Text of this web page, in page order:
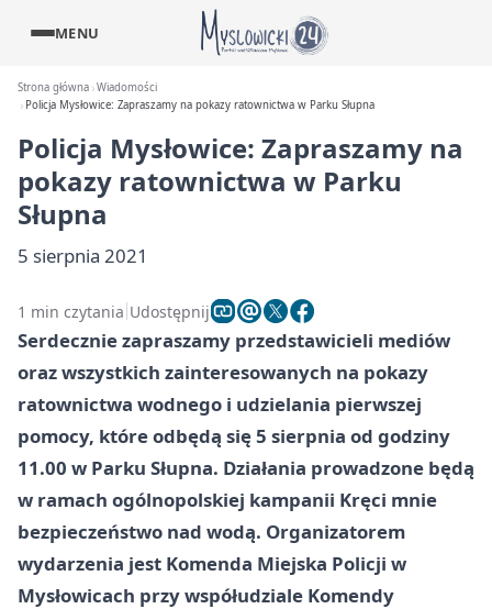
MENU
Strona główna Wiadomości
Policja Mysłowice: Zapraszamy na pokazy ratownictwa w Parku Słupna
Policja Mysłowice: Zapraszamy na
pokazy ratownictwa w Parku
Słupna
5 sierpnia 2021
1 min czytania Udostępnij
Serdecznie zapraszamy przedstawicieli mediów
oraz wszystkich zainteresowanych na pokazy
ratownictwa wodnego i udzielania pierwszej
pomocy, które odbędą się 5 sierpnia od godziny
11.00 w Parku Słupna. Działania prowadzone będą
w ramach ogólnopolskiej kampanii Kręci mnie
bezpieczeństwo nad wodą. Organizatorem
wydarzenia jest Komenda Miejska Policji w
Mysłowicach przy współudziale Komendy